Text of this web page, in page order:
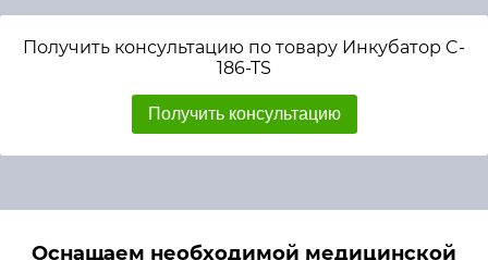
Получить консультацию по товару Инкубатор C-
186-TS
Получить консультацию
Оснащаем необходимой медицинской